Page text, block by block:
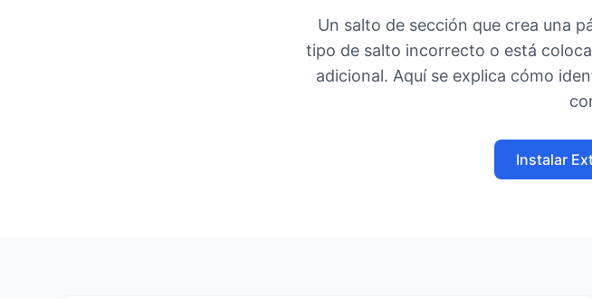
Un salto de sección que crea una
tipo de salto incorrecto o está
adicional. Aquí se explica cómo
Instalar